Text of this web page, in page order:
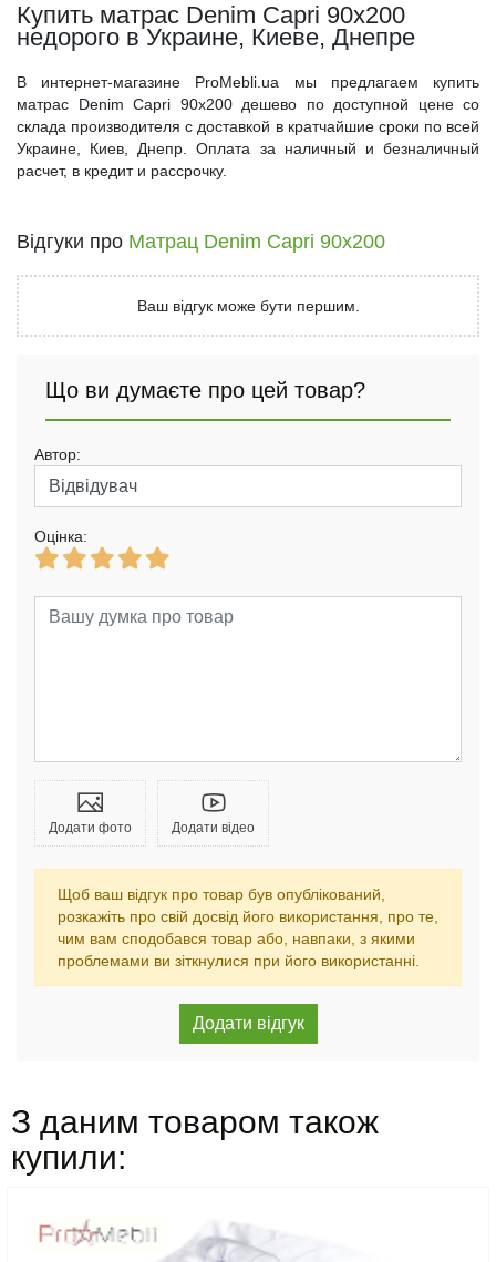
Купить матрас Denim Capri 90x200
недорого в Украине, Киеве, Днепре
В интернет-магазине ProMebli.ua мы предлагаем купить
матрас Denim Capri 90x200 дешево по доступной цене со
склада производителя с доставкой в кратчайшие сроки по всей
Украине, Киев, Днепр. Оплата за наличный и безналичный
расчет, в кредит и рассрочку.
Відгуки про Матрац Denim Capri 90x200
Ваш відгук може бути першим.
Що ви думаєте про цей товар?
Автор:
Оцінка:
Додати фото Додати відео
Щоб ваш відгук про товар був опублікований,
розкажіть про свій досвід його використання, про те,
чим вам сподобався товар або, навпаки, з якими
проблемами ви зіткнулися при його використанні.
З даним товаром також
купили: